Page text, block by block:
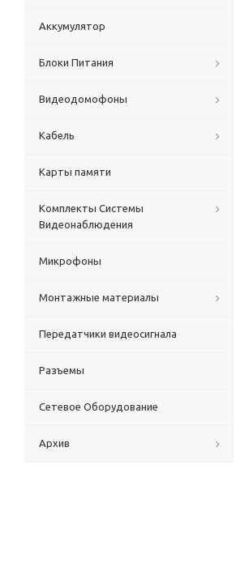
Аккумулятор
Блоки Питания
Видеодомофоны
Кабель
Карты памяти
Комплекты Системы
Видеонаблюдения
Микрофоны
Монтажные материалы
Передатчики видеосигнала
Разъемы
Сетевое Оборудование
Архив